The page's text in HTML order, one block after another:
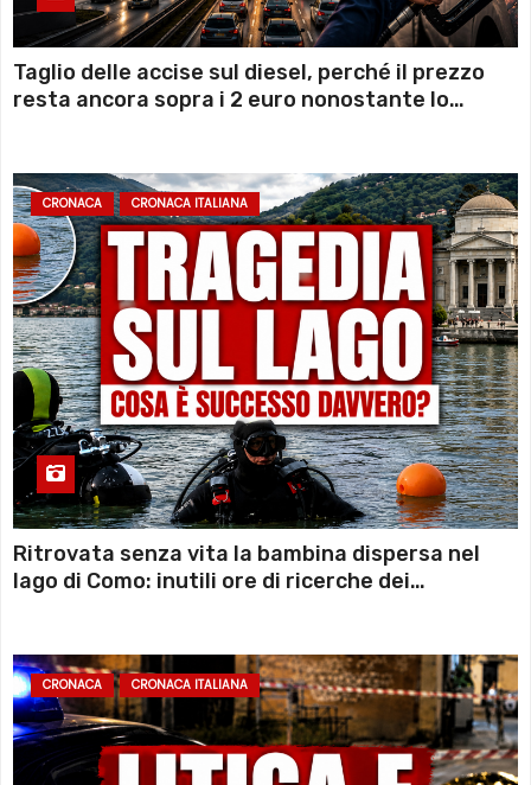
Taglio delle accise sul diesel, perché il prezzo
resta ancora sopra i 2 euro nonostante lo
CRONACA CRONACA ITALIANA
Ritrovata senza vita la bambina dispersa nel
lago di Como: inutili ore di ricerche dei
CRONACA CRONACA ITALIANA